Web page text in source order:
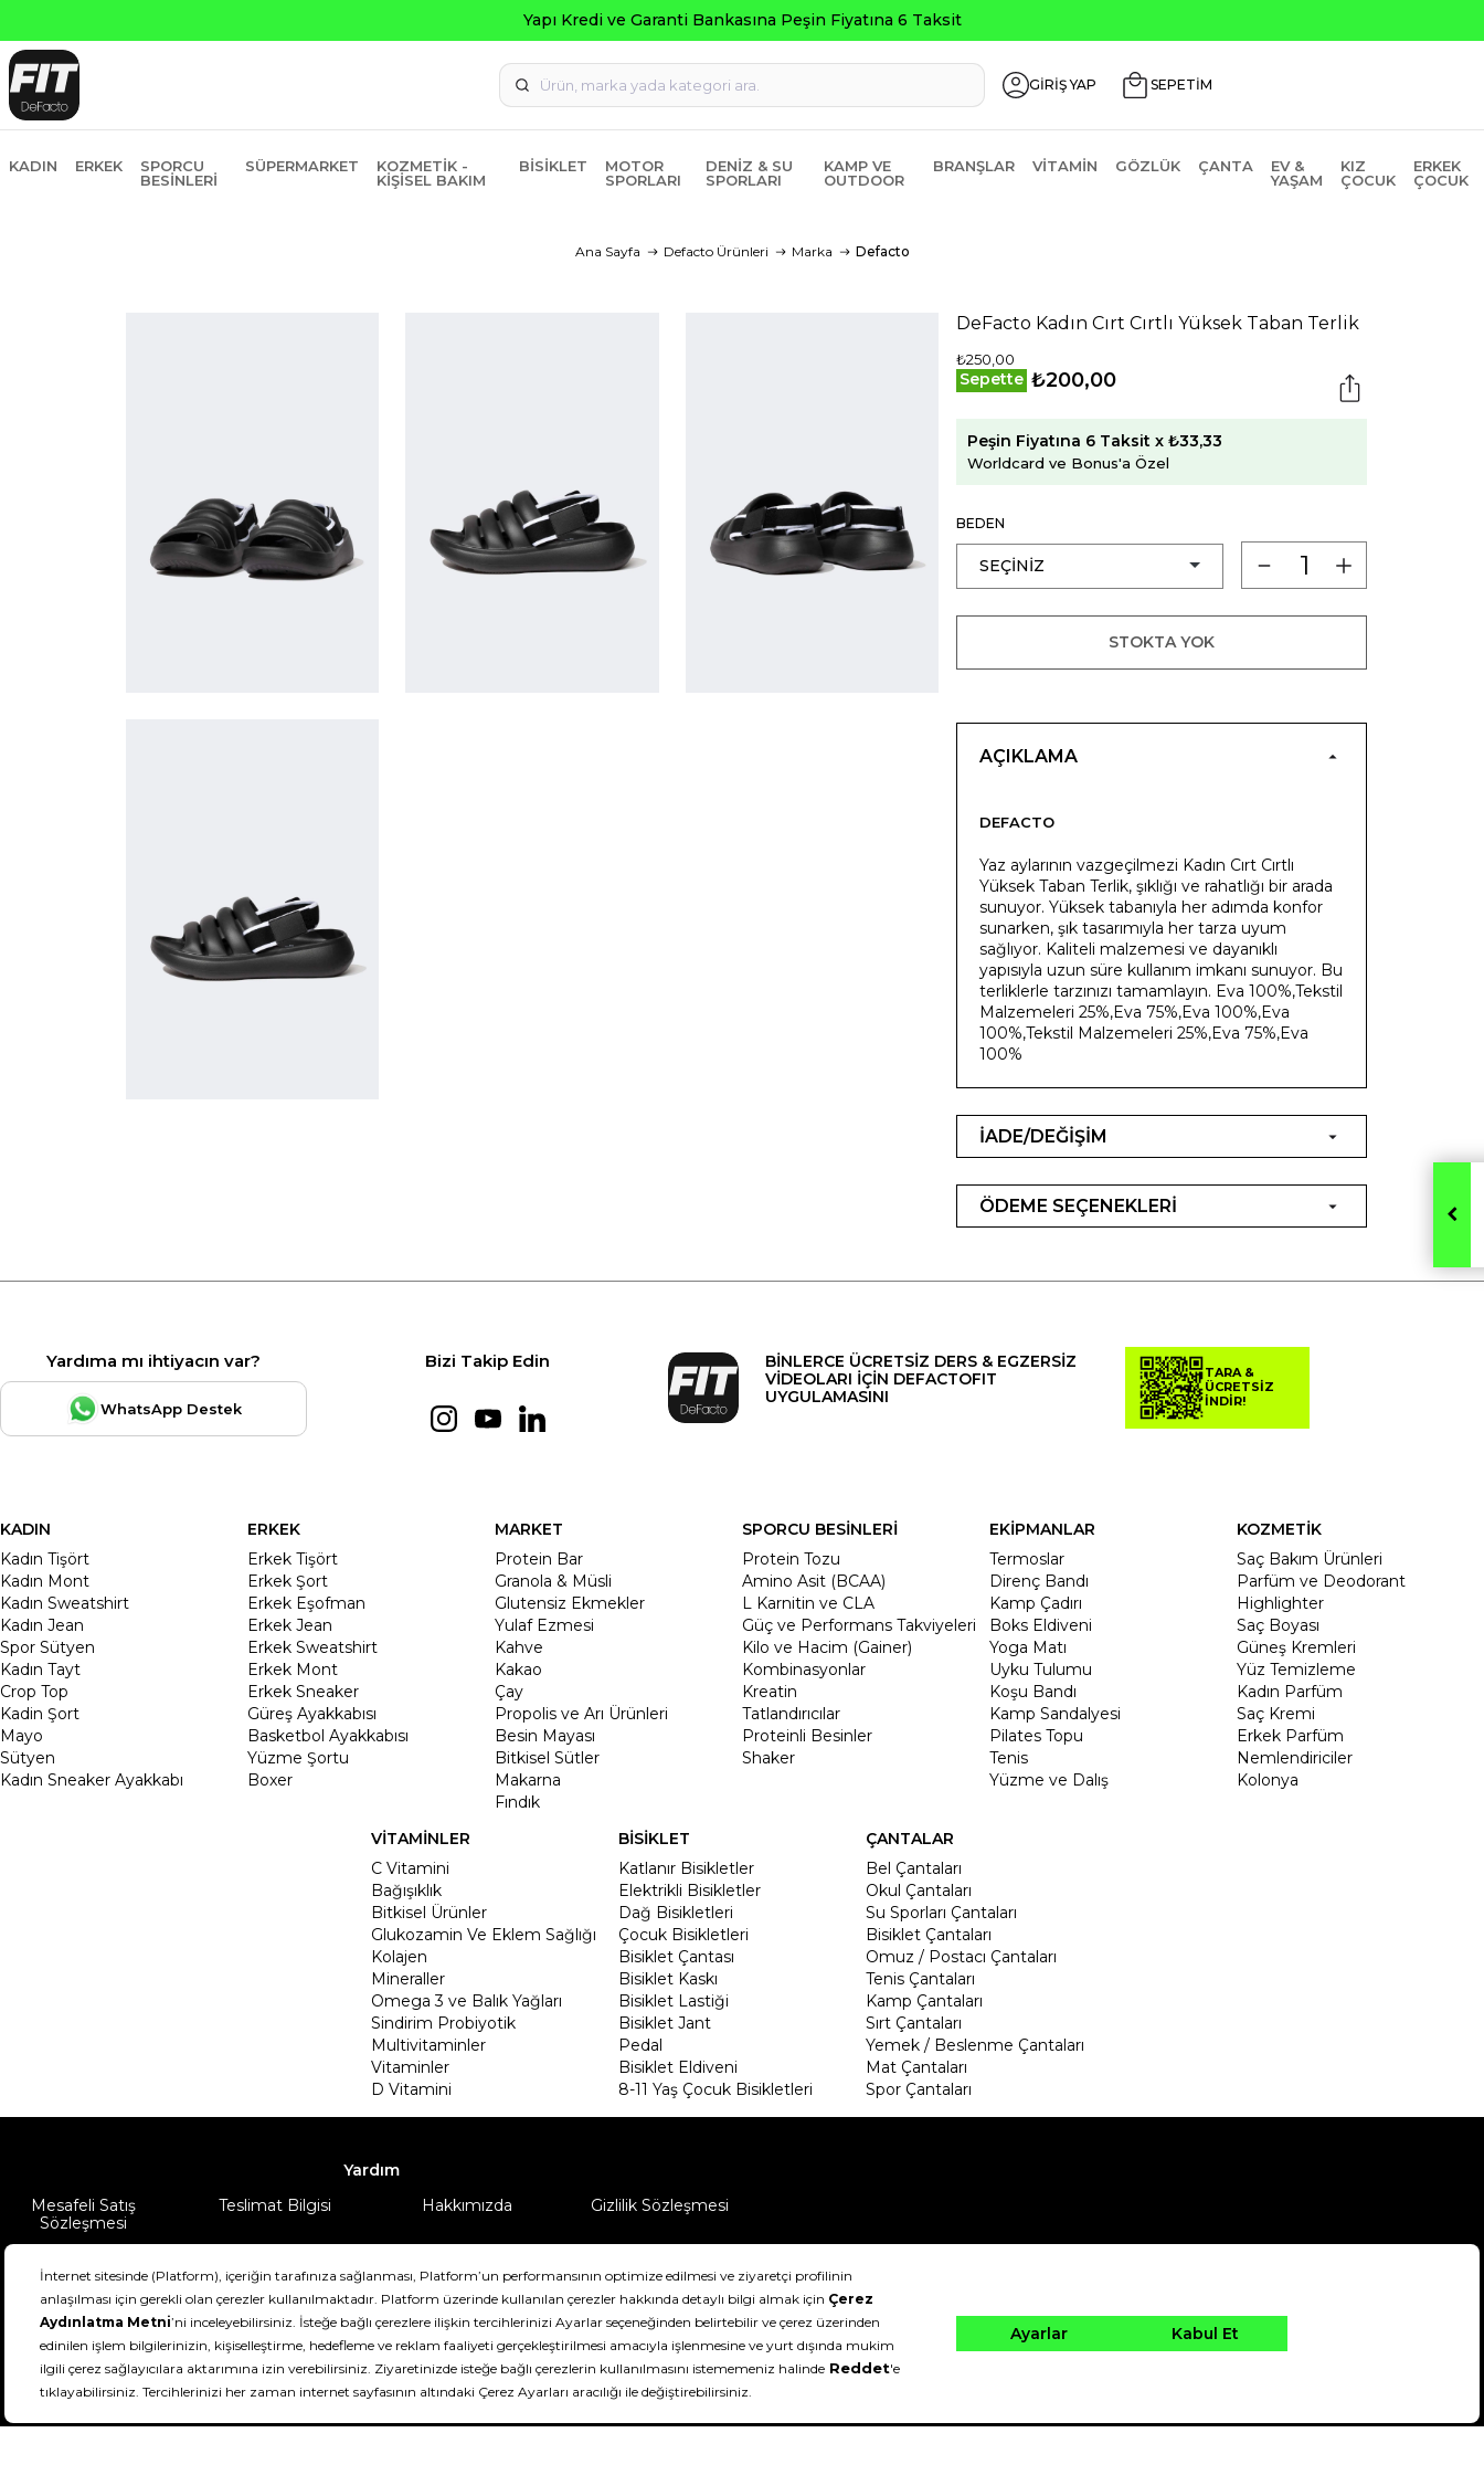
Yapı Kredi ve Garanti Bankasına Peşin Fiyatına 6 Taksit
GİRİŞ YAP SEPETİM
KADIN ERKEK
SPORCU
BESINLERI
SÜPERMARKET
KOZMETIK -
KIŞISEL BAKIM
BISIKLET
MOTOR
SPORLARI
DENIZ & SU
SPORLARI
KAMP VE
OUTDOOR
BRANŞLAR VITAMIN GÖZLÜK ÇANTA
EV &
YAŞAM
KIZ
ÇOCUK
ERKEK
ÇOCUK
Ana Sayfa Defacto Ürünleri Marka Defacto
DeFacto Kadın Cırt Cırtlı Yüksek Taban Terlik
₺250,00
Sepette ₺200,00
Peşin Fiyatına 6 Taksit x ₺33,33
Worldcard ve Bonus'a Özel
BEDEN
STOKTA YOK
AÇIKLAMA
DEFACTO
Yaz aylarının vazgeçilmezi Kadın Cırt Cırtlı
Yüksek Taban Terlik, şıklığı ve rahatlığı bir arada
sunuyor. Yüksek tabanıyla her adımda konfor
sunarken, şık tasarımıyla her tarza uyum
sağlıyor. Kaliteli malzemesi ve dayanıklı
yapısıyla uzun süre kullanım imkanı sunuyor. Bu
terliklerle tarzınızı tamamlayın. Eva 100%,Tekstil
Malzemeleri 25%,Eva 75%,Eva 100%,Eva
100%,Tekstil Malzemeleri 25%,Eva 75%,Eva
100%
İADE/DEĞİŞİM
ÖDEME SEÇENEKLERİ
Yardıma mı ihtiyacın var?
WhatsApp Destek
Bizi Takip Edin
BİNLERCE ÜCRETSİZ DERS & EGZERSİZ
VİDEOLARI İÇİN DEFACTOFIT
UYGULAMASINI
TARA &
ÜCRETSİZ
İNDİR!
KADIN
Kadın Tişört
Kadın Mont
Kadın Sweatshirt
Kadın Jean
Spor Sütyen
Kadın Tayt
Crop Top
Kadin Şort
Mayo
Sütyen
Kadın Sneaker Ayakkabı
ERKEK
Erkek Tişört
Erkek Şort
Erkek Eşofman
Erkek Jean
Erkek Sweatshirt
Erkek Mont
Erkek Sneaker
Güreş Ayakkabısı
Basketbol Ayakkabısı
Yüzme Şortu
Boxer
MARKET
Protein Bar
Granola & Müsli
Glutensiz Ekmekler
Yulaf Ezmesi
Kahve
Kakao
Çay
Propolis ve Arı Ürünleri
Besin Mayası
Bitkisel Sütler
Makarna
Fındık
SPORCU BESİNLERİ
Protein Tozu
Amino Asit (BCAA)
L Karnitin ve CLA
Güç ve Performans Takviyeleri
Kilo ve Hacim (Gainer)
Kombinasyonlar
Kreatin
Tatlandırıcılar
Proteinli Besinler
Shaker
EKİPMANLAR
Termoslar
Direnç Bandı
Kamp Çadırı
Boks Eldiveni
Yoga Matı
Uyku Tulumu
Koşu Bandı
Kamp Sandalyesi
Pilates Topu
Tenis
Yüzme ve Dalış
KOZMETİK
Saç Bakım Ürünleri
Parfüm ve Deodorant
Highlighter
Saç Boyası
Güneş Kremleri
Yüz Temizleme
Kadın Parfüm
Saç Kremi
Erkek Parfüm
Nemlendiriciler
Kolonya
VİTAMİNLER
C Vitamini
Bağışıklık
Bitkisel Ürünler
Glukozamin Ve Eklem Sağlığı
Kolajen
Mineraller
Omega 3 ve Balık Yağları
Sindirim Probiyotik
Multivitaminler
Vitaminler
D Vitamini
BİSİKLET
Katlanır Bisikletler
Elektrikli Bisikletler
Dağ Bisikletleri
Çocuk Bisikletleri
Bisiklet Çantası
Bisiklet Kaskı
Bisiklet Lastiği
Bisiklet Jant
Pedal
Bisiklet Eldiveni
8-11 Yaş Çocuk Bisikletleri
ÇANTALAR
Bel Çantaları
Okul Çantaları
Su Sporları Çantaları
Bisiklet Çantaları
Omuz / Postacı Çantaları
Tenis Çantaları
Kamp Çantaları
Sırt Çantaları
Yemek / Beslenme Çantaları
Mat Çantaları
Spor Çantaları
Yardım
Mesafeli Satış
Sözleşmesi
Teslimat Bilgisi Hakkımızda Gizlilik Sözleşmesi
DeFactoFIT ©️ 2022-2026. Tüm hakları saklıdır.